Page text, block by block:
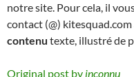
notre site. Pour cela, il
contact (@) kitesquad.com
contenu texte, illustré de
Original post by inconnu